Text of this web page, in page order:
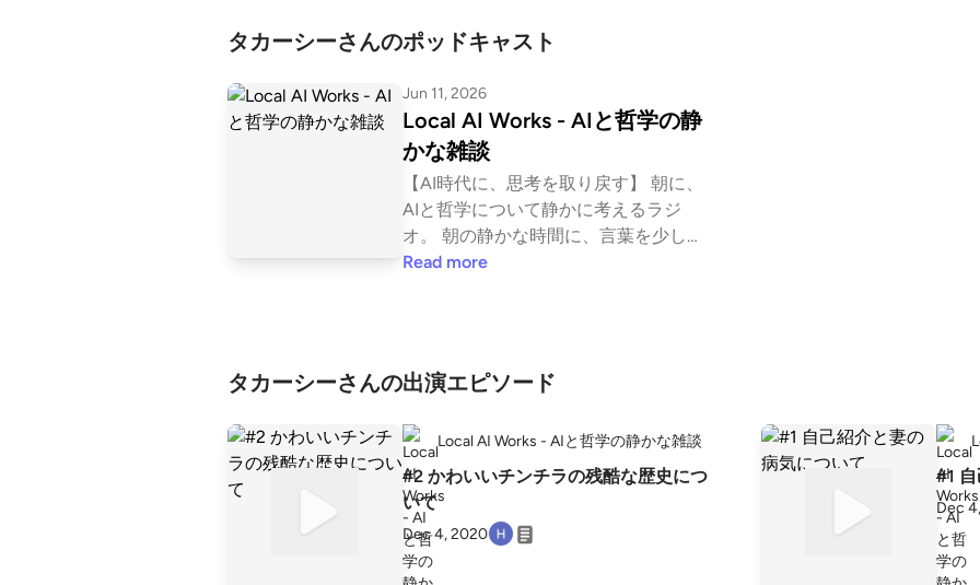
タカーシーさんのポッドキャスト
Jun 11, 2026
Local AI Works - AIと哲学の静
かな雑談
【AI時代に、思考を取り戻す】 朝に、
AIと哲学について静かに考えるラジ
オ。 朝の静かな時間に、言葉を少し。
この「Local AI Works」では AI時代の
のか。 そんな問いを、 朝のコーヒーと
一緒に考えるラジオです。 また、Subs
tackというSNSでも活動しておりま
す。 ぜひご登録お願いいたします。 ht
tps://substack.com/@takashihagiwara?
utm_source=user-menu ”ポッドキャス
トの書き起こしサービス「LISTEN」は
こちら” https://listen.style/p/t_panda12
3?YLrnM4Mr
Read more
タカーシーさんの出演エピソード
Local AI Works - AIと哲学の静かな雑談
#2 かわいいチンチラの残酷な歴史につ
いて
Dec 4, 2020
#1
Dec